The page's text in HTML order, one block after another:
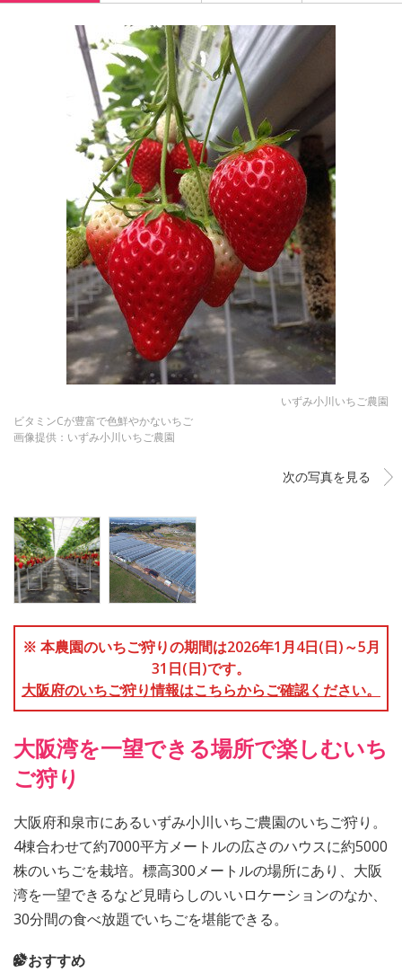
いずみ小川いちご農園
ビタミンCが豊富で色鮮やかないちご
画像提供：いずみ小川いちご農園
次の写真を見る
※ 本農園のいちご狩りの期間は2026年1月4日(日)～5月
31日(日)です。
大阪府のいちご狩り情報はこちらからご確認ください。
大阪湾を一望できる場所で楽しむいち
ご狩り
大阪府和泉市にあるいずみ小川いちご農園のいちご狩り。
4棟合わせて約7000平方メートルの広さのハウスに約5000
株のいちごを栽培。標高300メートルの場所にあり、大阪
湾を一望できるなど見晴らしのいいロケーションのなか、
30分間の食べ放題でいちごを堪能できる。
おすすめ